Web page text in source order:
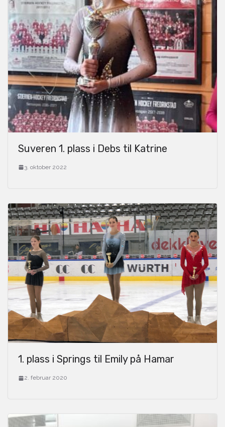
Suveren 1. plass i Debs til Katrine
3. oktober 2022
1. plass i Springs til Emily på Hamar
2. februar 2020